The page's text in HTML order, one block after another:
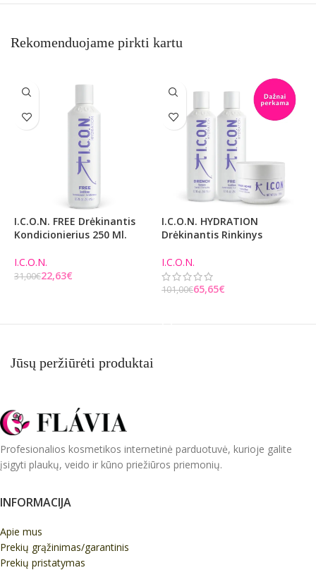
Rekomenduojame pirkti kartu
I.C.O.N. FREE Drėkinantis
Kondicionierius 250 Ml.
I.C.O.N.
31,00€22,63€
I.C.O.N. HYDRATION
Drėkinantis Rinkinys
I.C.O.N.
101,00€65,65€
Jūsų peržiūrėti produktai
Profesionalios kosmetikos internetinė parduotuvė, kurioje galite
įsigyti plaukų, veido ir kūno priežiūros priemonių.
INFORMACIJA
Apie mus
Prekių grąžinimas/garantinis
Prekių pristatymas